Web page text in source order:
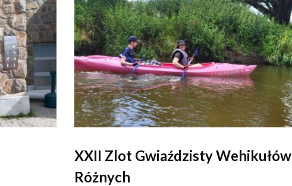
XXII Zlot Gwiaździsty Wehikułów
Różnych